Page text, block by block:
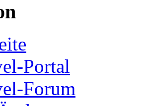
Portal
Forum